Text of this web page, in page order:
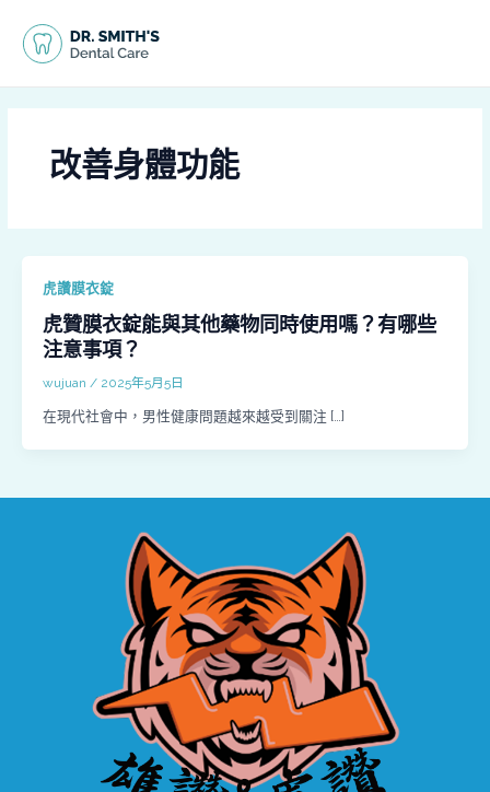
改善身體功能
虎讚膜衣錠
虎贊膜衣錠能與其他藥物同時使用嗎？有哪些
注意事項？
wujuan / 2025年5月5日
在現代社會中，男性健康問題越來越受到關注 […]